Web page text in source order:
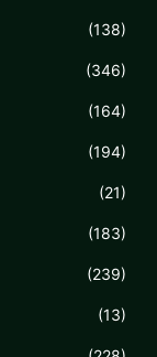
(138)
(346)
(164)
(194)
(21)
(183)
(239)
(13)